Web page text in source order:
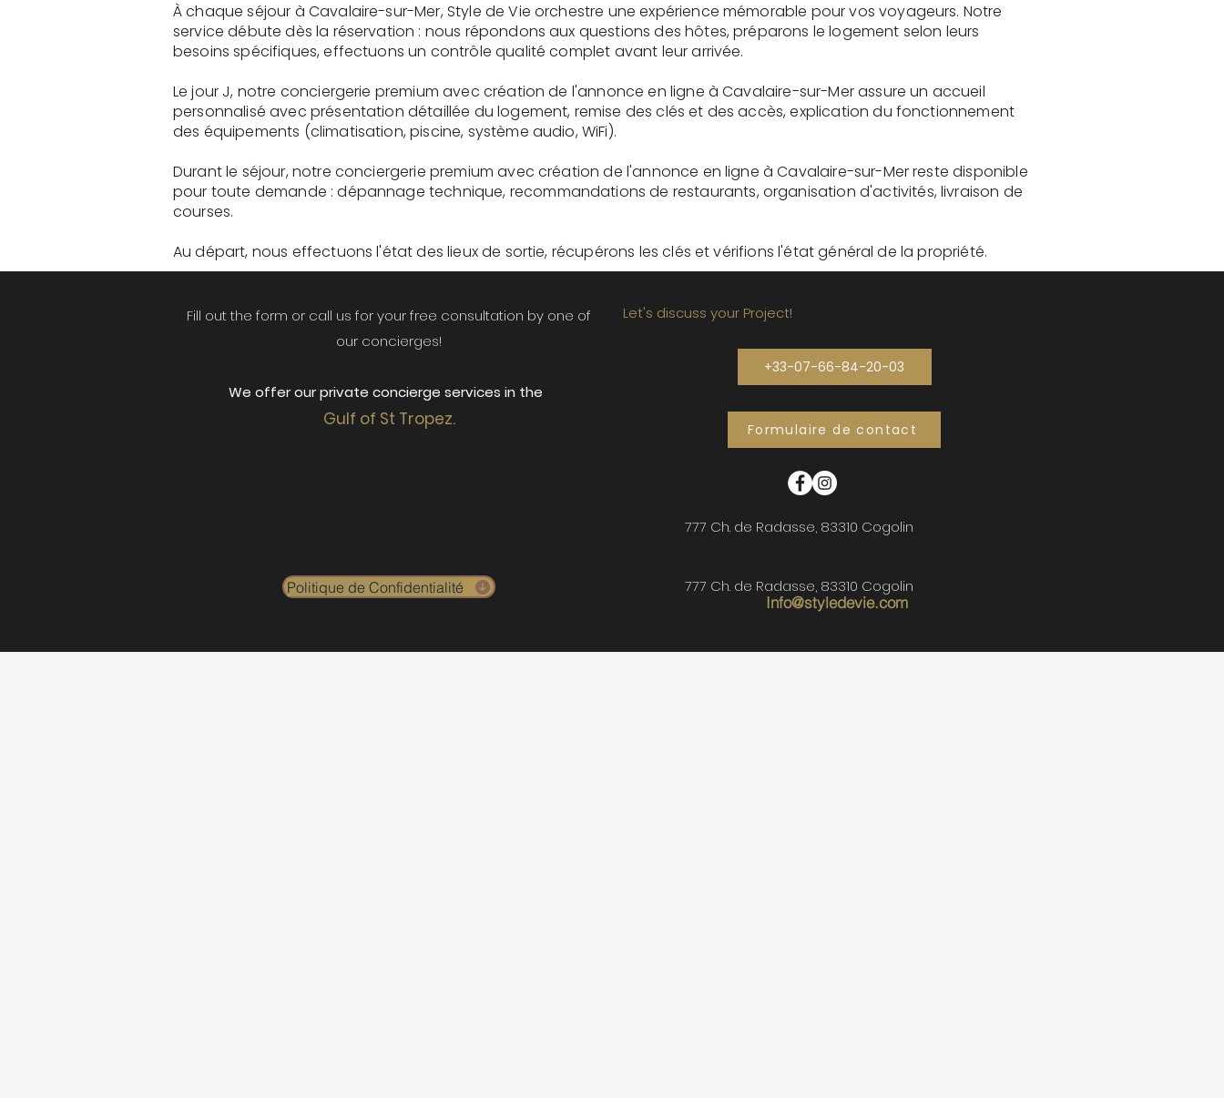
À chaque séjour à Cavalaire-sur-Mer, Style de Vie orchestre une expérience mémorable pour vos voyageurs. Notre
service débute dès la réservation : nous répondons aux questions des hôtes, préparons le logement selon leurs
besoins spécifiques, effectuons un contrôle qualité complet avant leur arrivée.
Le jour J, notre conciergerie premium avec création de l'annonce en ligne à Cavalaire-sur-Mer assure un accueil
personnalisé avec présentation détaillée du logement, remise des clés et des accès, explication du fonctionnement
des équipements (climatisation, piscine, système audio, WiFi).
Durant le séjour, notre conciergerie premium avec création de l'annonce en ligne à Cavalaire-sur-Mer reste disponible
pour toute demande : dépannage technique, recommandations de restaurants, organisation d'activités, livraison de
courses.
Au départ, nous effectuons l'état des lieux de sortie, récupérons les clés et vérifions l'état général de la propriété.
Fill out the form or call us for your free consultation by one of
our concierges!
We offer our private concierge services in the
Gulf of St Tropez.
Politique de Confidentialité
Let's discuss your Project!
+33-07-66-84-20-03
Formulaire de contact
777 Ch. de Radasse, 83310 Cogolin
Info@styledevie.com
777 Ch. de Radasse, 83310 Cogolin